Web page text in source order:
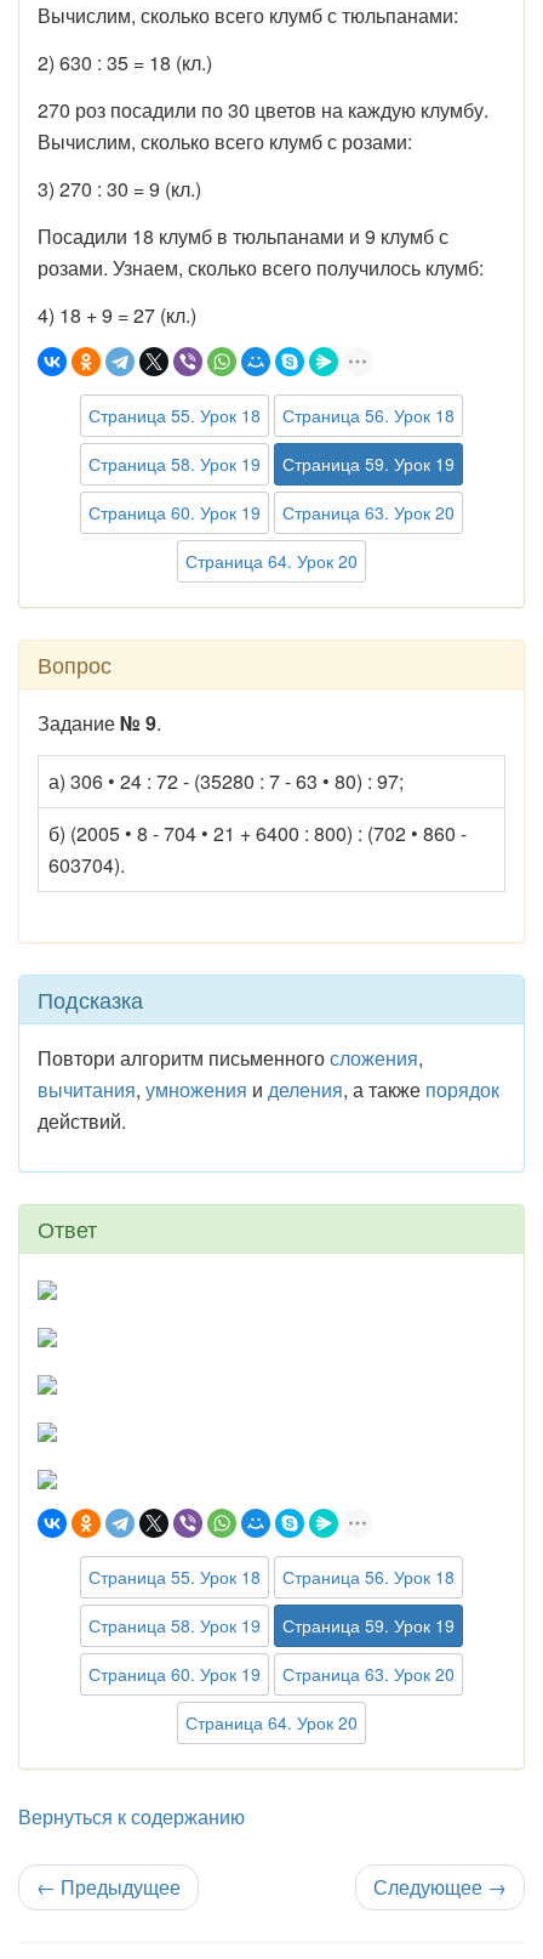
Вычислим, сколько всего клумб с тюльпанами:
2) 630 : 35 = 18 (кл.)
270 роз посадили по 30 цветов на каждую клумбу.
Вычислим, сколько всего клумб с розами:
3) 270 : 30 = 9 (кл.)
Посадили 18 клумб в тюльпанами и 9 клумб с
розами. Узнаем, сколько всего получилось клумб:
4) 18 + 9 = 27 (кл.)
Страница 55. Урок 18
Страница 56. Урок 18
Страница 58. Урок 19
Страница 59. Урок 19
Страница 60. Урок 19
Страница 63. Урок 20
Страница 64. Урок 20
Вопрос
Задание№ 9.
а) 306 • 24 : 72 - (35280 : 7 - 63 • 80) : 97;
б) (2005 • 8 - 704 • 21 + 6400 : 800) : (702 • 860 -
603704).
Подсказка
Повтори алгоритм письменногосложения,
вычитания, умножения и деления, а также порядок
действий.
Ответ
Страница 55. Урок 18
Страница 56. Урок 18
Страница 58. Урок 19
Страница 59. Урок 19
Страница 60. Урок 19
Страница 63. Урок 20
Страница 64. Урок 20
Вернуться к содержанию
← Предыдущее Следующее →